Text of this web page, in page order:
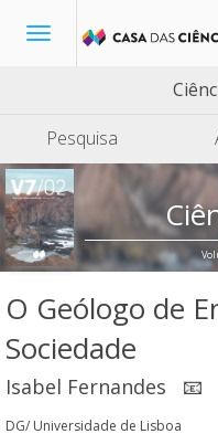
Toggle
Pesquisa
O Geólogo de
Sociedade
Isabel Fernandes 📧
DG/ Universidade de Lisboa